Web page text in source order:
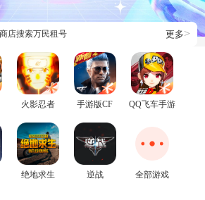
店搜索万民租号 更多>
火影忍者 手游版CF QQ飞车手游
绝地求生 逆战 全部游戏